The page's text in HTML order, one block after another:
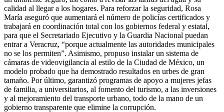
calidad al llegar a los hogares. Para reforzar la seguridad, Rosa
María aseguró que aumentará el número de policías certificados y
trabajará en coordinación total con los gobiernos federal y estatal,
para que el Secretariado Ejecutivo y la Guardia Nacional puedan
entrar a Veracruz, “porque actualmente las autoridades municipales
no se los permiten”. Asimismo, propuso instalar un sistema de
cámaras de videovigilancia al estilo de la Ciudad de México, un
modelo probado que ha demostrado resultados en urbes de gran
tamaño. Por último, garantizó programas de apoyo a mujeres jefas
de familia, a universitarios, al fomento del turismo, a las inversiones
y al mejoramiento del transporte urbano, todo de la mano de un
gobierno transparente que elimine la corrupción.